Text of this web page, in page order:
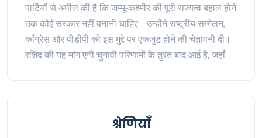
पार्टियों से अपील की है कि जम्मू‑कश्मीर की पूरी राज्यत्व बहाल होने
तक कोई सरकार नहीं बनानी चाहिए। उन्होंने राष्ट्रीय सम्मेलन,
काँग्रेस और पीडीपी को इस मुद्दे पर एकजुट होने की चेतावनी दी।
रशिद की यह मांग एनी चुनावी परिणामों के तुरंत बाद आई है, जहाँ
श्रेणियाँ